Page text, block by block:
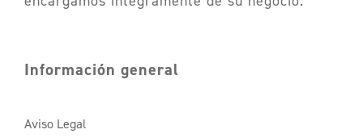
Información general
Aviso Legal